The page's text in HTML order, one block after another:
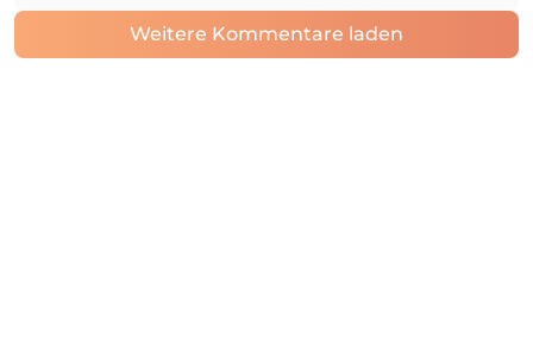
Weitere Kommentare laden